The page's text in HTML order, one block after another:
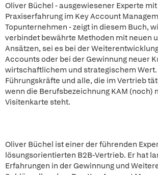
Oliver Büchel - ausgewiesener Experte
Praxiserfahrung im Key Account
Topunternehmen - zeigt in diesem Buch,
verbindet bewährte Methoden mit neuen
Ansätzen, sei es bei der
Accounts oder bei der Gewinnung neuer
wirtschaftlichem und strategischem Wert.
Führungskräfte und alle, die im Vertrieb
wenn die Berufsbezeichnung KAM (noch)
Visitenkarte steht.
Oliver Büchel ist einer der führenden
lösungsorientierten B2B-Vertrieb. Er hat
Erfahrungen in der Gewinnung und